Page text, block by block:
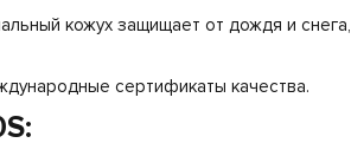
кожух защищает от дождя и снега,
сертификаты качества.